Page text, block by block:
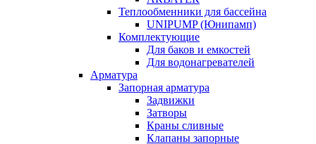
Теплообменники для бассейна
UNIPUMP (Юнипамп)
Комплектующие
Для баков и емкостей
Для водонагревателей
Арматура
Запорная арматура
Задвижки
Затворы
Краны сливные
Клапаны запорные